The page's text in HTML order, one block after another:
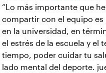
“Lo más importante que
compartir con el equipo es
en la universidad, en
el estrés de la escuela y el
tiempo, poder cuidar tu
lado mental del deporte.